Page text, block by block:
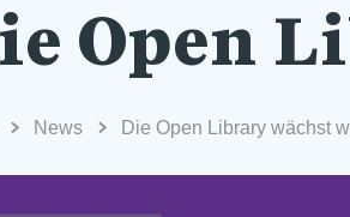
Open
News Die Open Library wächst